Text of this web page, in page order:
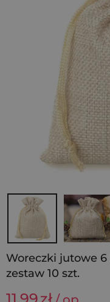
Woreczki jutowe
zestaw 10 szt.